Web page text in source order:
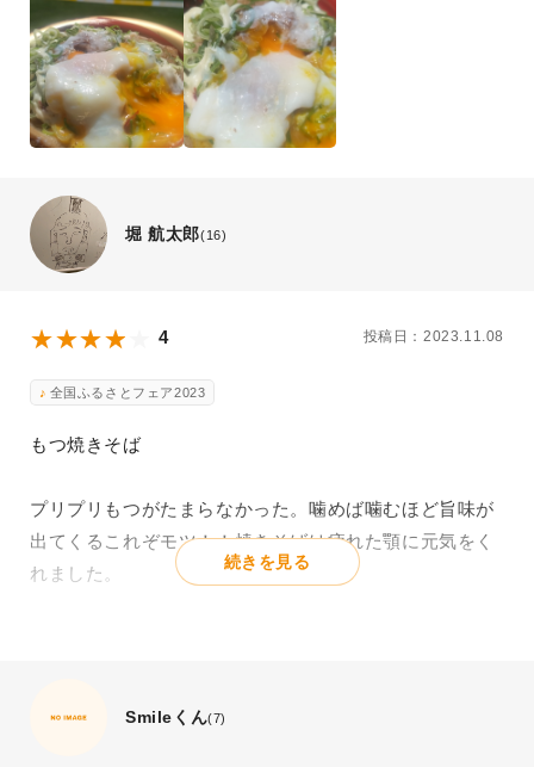
堀 航太郎(16)
4 投稿日：2023.11.08
全国ふるさとフェア2023
もつ焼きそば
プリプリもつがたまらなかった。噛めば噛むほど旨味が
出てくるこれぞモツ！！焼きそばは疲れた顎に元気をく
れました。
続きを見る
Smileくん(7)